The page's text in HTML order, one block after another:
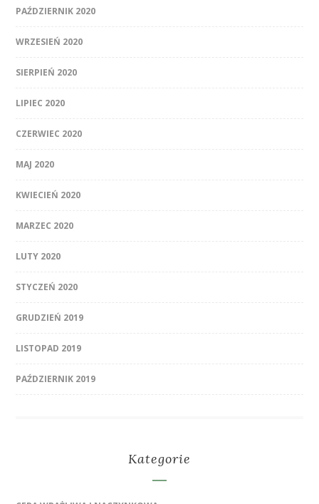
PAŹDZIERNIK 2020
WRZESIEŃ 2020
SIERPIEŃ 2020
LIPIEC 2020
CZERWIEC 2020
MAJ 2020
KWIECIEŃ 2020
MARZEC 2020
LUTY 2020
STYCZEŃ 2020
GRUDZIEŃ 2019
LISTOPAD 2019
PAŹDZIERNIK 2019
Kategorie